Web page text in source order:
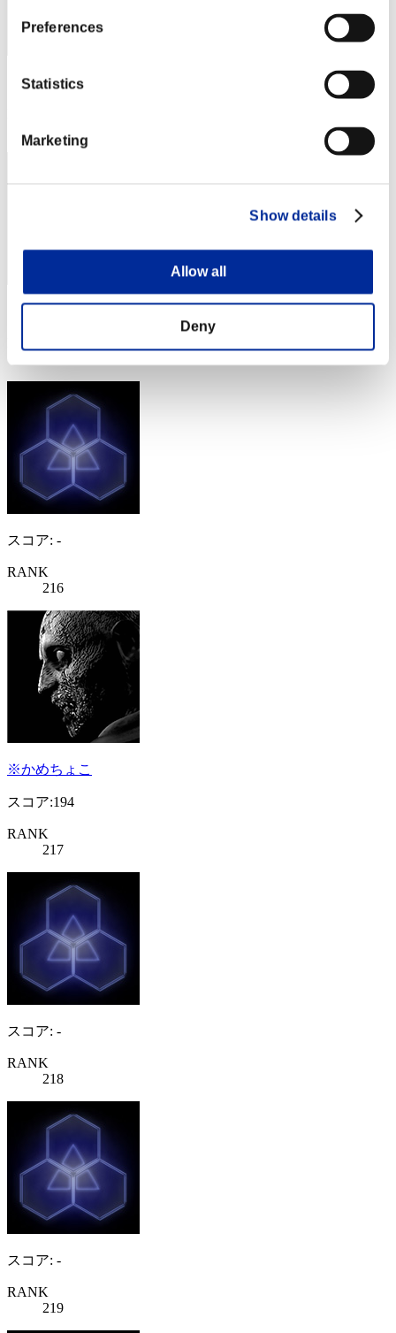
Preferences
Statistics
Marketing
Show details
Allow all
Deny
スコア: -
スコア: -
スコア: -
RANK
216
※かめちょこ
スコア:194
RANK
217
スコア: -
RANK
218
スコア: -
RANK
219